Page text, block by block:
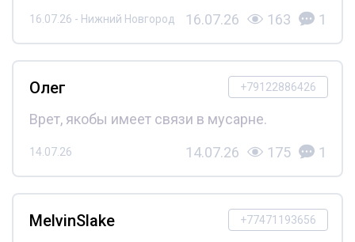
16.07.26 - Нижний Новгород 16.07.26 163 1
+79122886426
Олег
Врет, якобы имеет связи в мусарне.
14.07.26 14.07.26 175 1
+77471193656
MelvinSlake